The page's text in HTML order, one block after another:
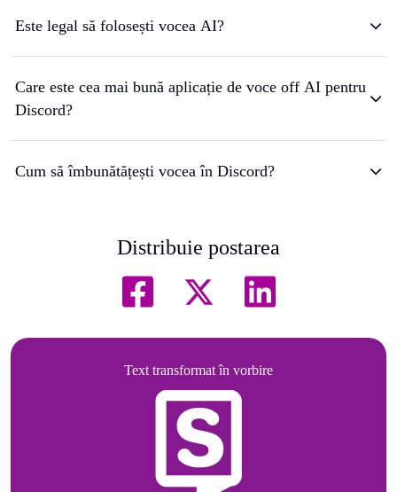
Este legal să folosești vocea AI?
Care este cea mai bună aplicație de voce off AI pentru
Discord?
Cum să îmbunătățești vocea în Discord?
Distribuie postarea
Text transformat în vorbire